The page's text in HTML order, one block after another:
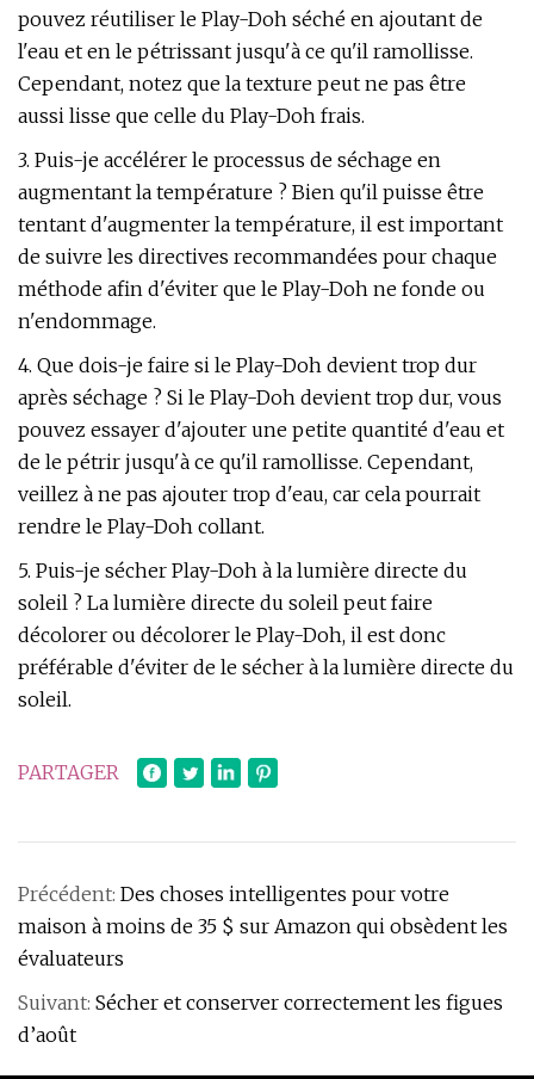
pouvez réutiliser le Play-Doh séché en ajoutant de
l'eau et en le pétrissant jusqu'à ce qu'il ramollisse.
Cependant, notez que la texture peut ne pas être
aussi lisse que celle du Play-Doh frais.
3. Puis-je accélérer le processus de séchage en
augmentant la température ? Bien qu'il puisse être
tentant d'augmenter la température, il est important
de suivre les directives recommandées pour chaque
méthode afin d'éviter que le Play-Doh ne fonde ou
n'endommage.
4. Que dois-je faire si le Play-Doh devient trop dur
après séchage ? Si le Play-Doh devient trop dur, vous
pouvez essayer d'ajouter une petite quantité d'eau et
de le pétrir jusqu'à ce qu'il ramollisse. Cependant,
veillez à ne pas ajouter trop d'eau, car cela pourrait
rendre le Play-Doh collant.
5. Puis-je sécher Play-Doh à la lumière directe du
soleil ? La lumière directe du soleil peut faire
décolorer ou décolorer le Play-Doh, il est donc
préférable d'éviter de le sécher à la lumière directe du
soleil.
PARTAGER
Précédent: Des choses intelligentes pour votre
maison à moins de 35 $ sur Amazon qui obsèdent les
évaluateurs
Suivant: Sécher et conserver correctement les figues
d’août